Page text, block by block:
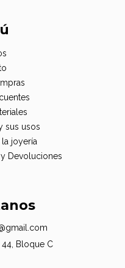
sus usos
joyería
Devoluciones
Bloque C